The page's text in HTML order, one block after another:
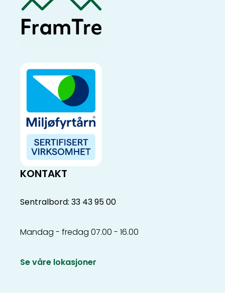
KONTAKT
Sentralbord: 33 43 95 00
Mandag - fredag 07.00 - 16.00
Se våre lokasjoner